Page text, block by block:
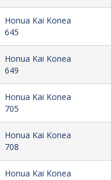
Honua Kai Konea
645
Honua Kai Konea
649
Honua Kai Konea
705
Honua Kai Konea
708
Honua Kai Konea